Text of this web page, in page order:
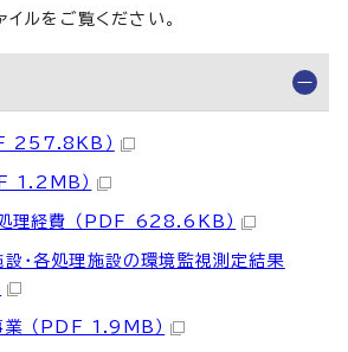
ルをご覧ください。
257.8KB）
1.2MB）
理経費 （PDF 628.6KB）
・各処理施設の環境監視測定結果
（PDF 1.9MB）